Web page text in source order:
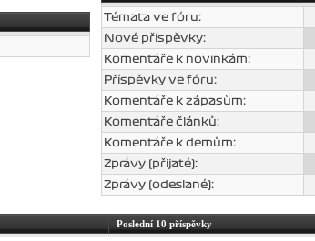
Témata ve fóru:
Nové příspěvky:
Komentáře k novinkám:
Příspěvky ve fóru:
Komentáře k zápasùm:
Komentáře článků:
Komentáře k demům:
Zprávy (přijaté):
Zprávy (odeslané):
Poslední 10 příspěvky